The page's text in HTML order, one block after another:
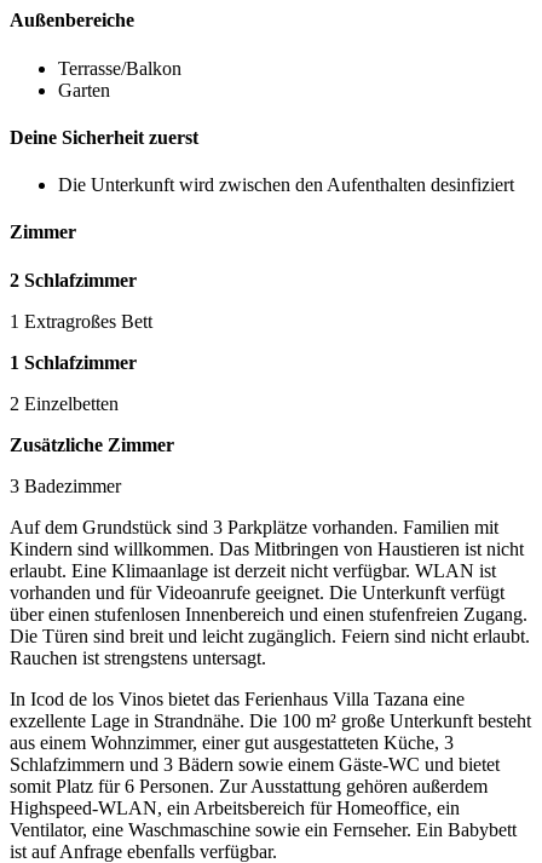
Außenbereiche
Terrasse/Balkon
Garten
Deine Sicherheit zuerst
Die Unterkunft wird zwischen den Aufenthalten desinfiziert
Zimmer
2 Schlafzimmer
1 Extragroßes Bett
1 Schlafzimmer
2 Einzelbetten
Zusätzliche Zimmer
3 Badezimmer
Auf dem Grundstück sind 3 Parkplätze vorhanden. Familien mit
Kindern sind willkommen. Das Mitbringen von Haustieren ist nicht
erlaubt. Eine Klimaanlage ist derzeit nicht verfügbar. WLAN ist
vorhanden und für Videoanrufe geeignet. Die Unterkunft verfügt
über einen stufenlosen Innenbereich und einen stufenfreien Zugang.
Die Türen sind breit und leicht zugänglich. Feiern sind nicht erlaubt.
Rauchen ist strengstens untersagt.
In Icod de los Vinos bietet das Ferienhaus Villa Tazana eine
exzellente Lage in Strandnähe. Die 100 m² große Unterkunft besteht
aus einem Wohnzimmer, einer gut ausgestatteten Küche, 3
Schlafzimmern und 3 Bädern sowie einem Gäste-WC und bietet
somit Platz für 6 Personen. Zur Ausstattung gehören außerdem
Highspeed-WLAN, ein Arbeitsbereich für Homeoffice, ein
Ventilator, eine Waschmaschine sowie ein Fernseher. Ein Babybett
ist auf Anfrage ebenfalls verfügbar.